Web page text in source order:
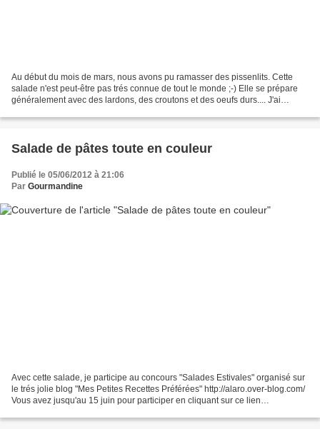
Au début du mois de mars, nous avons pu ramasser des pissenlits. Cette
salade n'est peut-être pas trés connue de tout le monde ;-) Elle se prépare
généralement avec des lardons, des croutons et des oeufs durs.... J'ai
Salade de pâtes toute en couleur
Publié le 05/06/2012 à 21:06
Par Gourmandine
Avec cette salade, je participe au concours "Salades Estivales" organisé sur
le trés jolie blog "Mes Petites Recettes Préférées" http://alaro.over-blog.com/
Vous avez jusqu'au 15 juin pour participer en cliquant sur ce lien
comments.html#anchorComment...